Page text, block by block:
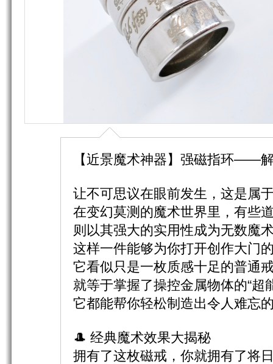
【近景魔术神器】强磁指环——
让不可思议在眼前发生，这是属
在变幻莫测的魔术世界里，有些
则以其强大的实用性成为无数魔
这样一件能够为你打开创作大门
它看似只是一枚质感十足的普通
就等于掌握了操控金属物体的“超
它都能帮你轻松制造出令人难忘
🎩 经典魔术效果大揭秘
拥有了这枚磁戒，你就拥有了将